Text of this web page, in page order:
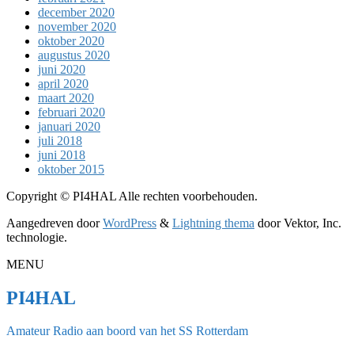
december 2020
november 2020
oktober 2020
augustus 2020
juni 2020
april 2020
maart 2020
februari 2020
januari 2020
juli 2018
juni 2018
oktober 2015
Copyright © PI4HAL Alle rechten voorbehouden.
Aangedreven doorWordPress & Lightning thema door Vektor, Inc.
technologie.
MENU
PI4HAL
Amateur Radio aan boord van het SS Rotterdam